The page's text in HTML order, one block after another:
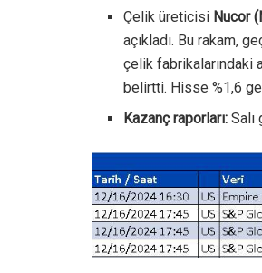
Çelik üreticisi Nucor
açıkladı. Bu rakam,
çelik fabrikalarındaki
belirtti. Hisse %1,6
Kazanç raporları: Salı